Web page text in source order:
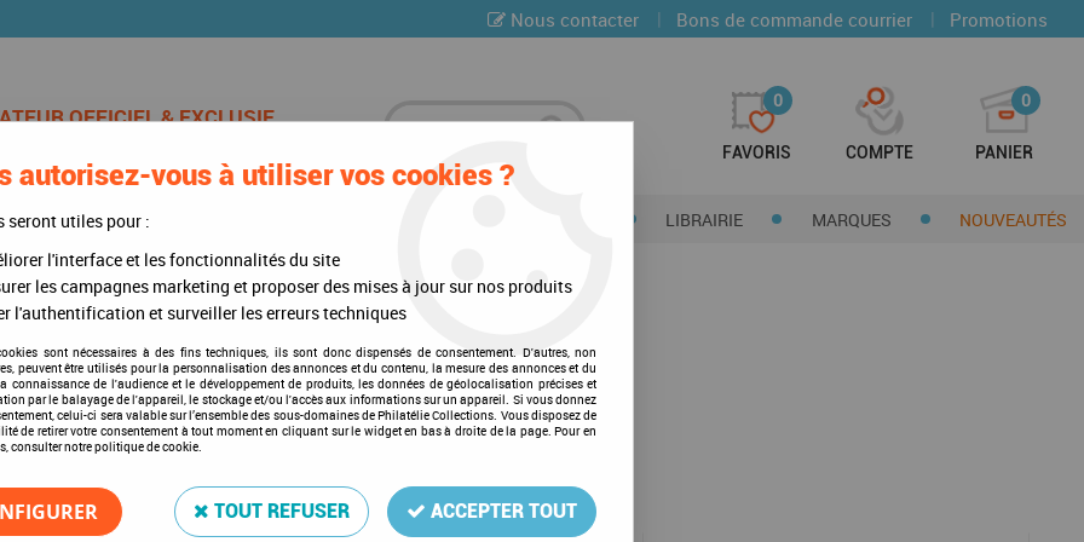
Nous contacter | Bons de commande courrier | Promotions
0
FAVORIS COMPTE
0
PANIER
DE CHAMPAGNE LIBRAIRIE MARQUES NOUVEAUTÉS
civiles
Organisations civiles
autorisez-vous à utiliser vos cookies ?
seront utiles pour :
l'interface et les fonctionnalités du site
les campagnes marketing et proposer des mises à jour sur nos produits
l'authentification et surveiller les erreurs techniques
sont nécessaires à des fins techniques, ils sont donc dispensés de consentement. D'autres, non
peuvent être utilisés pour la personnalisation des annonces et du contenu, la mesure des annonces et du
connaissance de l'audience et le développement de produits, les données de géolocalisation précises et
par le balayage de l'appareil, le stockage et/ou l'accès aux informations sur un appareil. Si vous donnez
celui-ci sera valable sur l’ensemble des sous-domaines de Philatélie Collections. Vous disposez de
de retirer votre consentement à tout moment en cliquant sur le widget en bas à droite de la page. Pour en
consulter notre politique de cookie.
TOUT REFUSER ACCEPTER TOUT